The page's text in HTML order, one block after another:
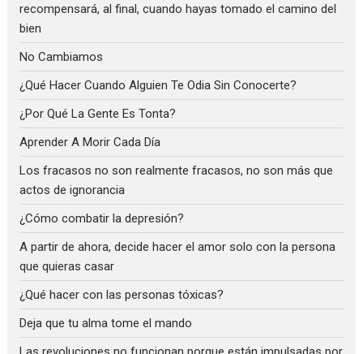
recompensará, al final, cuando hayas tomado el camino del
bien
No Cambiamos
¿Qué Hacer Cuando Alguien Te Odia Sin Conocerte?
¿Por Qué La Gente Es Tonta?
Aprender A Morir Cada Día
Los fracasos no son realmente fracasos, no son más que
actos de ignorancia
¿Cómo combatir la depresión?
A partir de ahora, decide hacer el amor solo con la persona
que quieras casar
¿Qué hacer con las personas tóxicas?
Deja que tu alma tome el mando